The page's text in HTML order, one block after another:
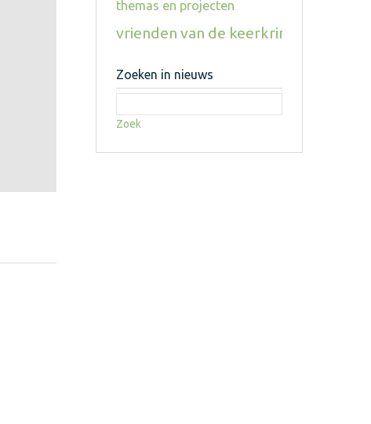
themas en projecten
vrienden van de keerkring
Zoeken in nieuws
Zoek